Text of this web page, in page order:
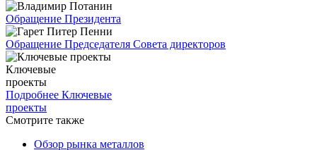
Обращение Президента
Обращение Председателя Совета директоров
Ключевые
проекты
Подробнее Ключевые
проекты
Смотрите также
Обзор рынка металлов